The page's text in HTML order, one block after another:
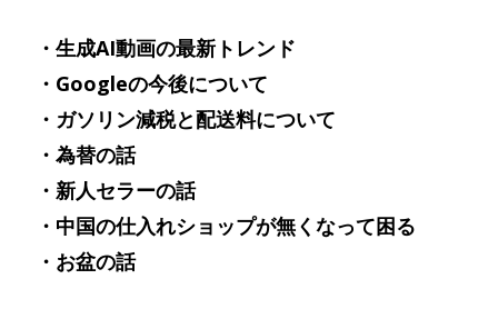
・生成AI動画の最新トレンド
・Googleの今後について
・ガソリン減税と配送料について
・為替の話
・新人セラーの話
・中国の仕入れショップが無くなって困る
・お盆の話